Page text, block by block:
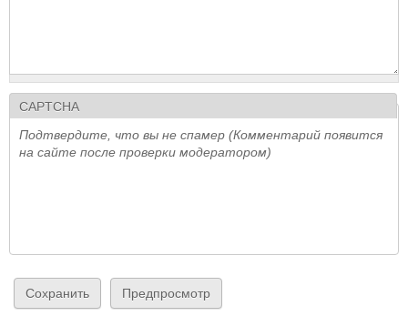
CAPTCHA
Подтвердите, что вы не спамер (Комментарий появится
на сайте после проверки модератором)